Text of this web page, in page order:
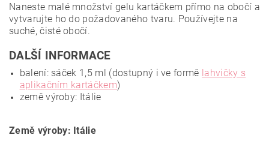
Naneste malé množství gelu kartáčkem přímo na obočí a
vytvarujte ho do požadovaného tvaru. Používejte na
suché, čisté obočí.
DALŠÍ INFORMACE
balení: sáček 1,5 ml (dostupný i ve formě lahvičky s
aplikačním kartáčkem)
země výroby: Itálie
Země výroby: Itálie